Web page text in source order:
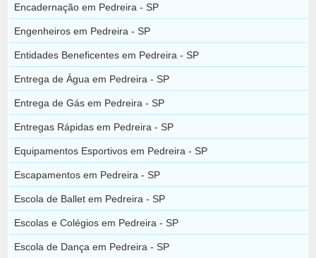
Encadernação em Pedreira - SP
Engenheiros em Pedreira - SP
Entidades Beneficentes em Pedreira - SP
Entrega de Água em Pedreira - SP
Entrega de Gás em Pedreira - SP
Entregas Rápidas em Pedreira - SP
Equipamentos Esportivos em Pedreira - SP
Escapamentos em Pedreira - SP
Escola de Ballet em Pedreira - SP
Escolas e Colégios em Pedreira - SP
Escola de Dança em Pedreira - SP